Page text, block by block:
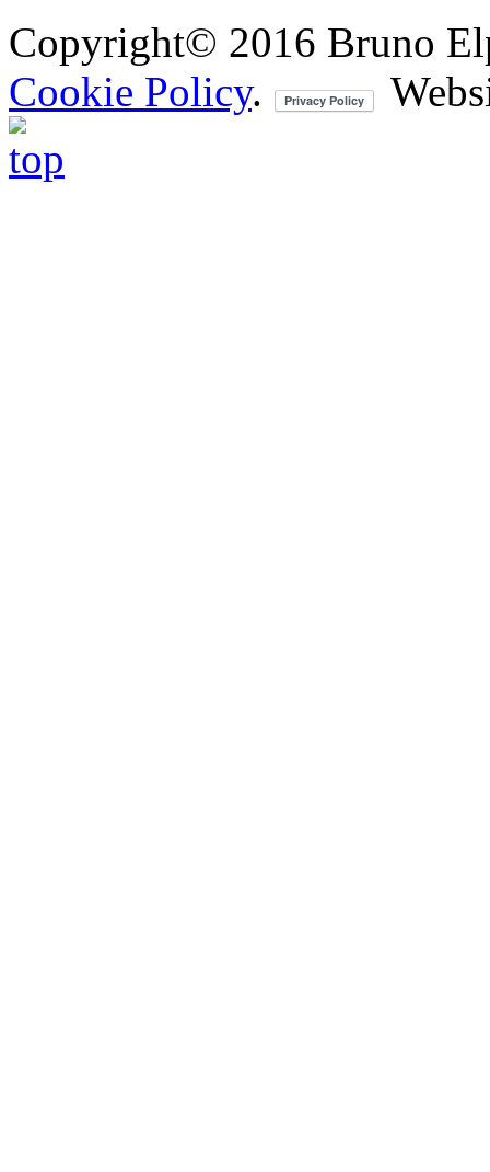
Copyright© 2016 Bruno
Cookie Policy.